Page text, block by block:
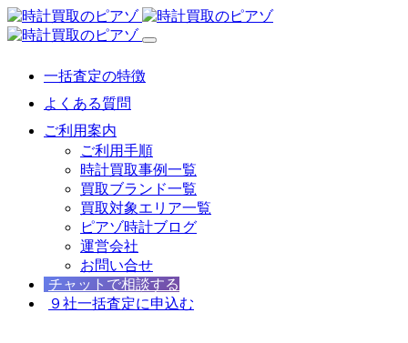
一括査定の特徴
よくある質問
ご利用案内
ご利用手順
時計買取事例一覧
買取ブランド一覧
買取対象エリア一覧
ピアゾ時計ブログ
運営会社
お問い合せ
チャットで相談する
９社一括査定に申込む